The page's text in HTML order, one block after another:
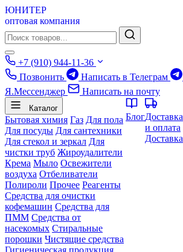
ЮНИТЕР
оптовая компания
+7 (910) 944-11-36
Позвонить
Написать в Телеграм
Я.Мессенджер
Написать на почту
Каталог
Бытовая химия Газ Для пола
Для посуды Для сантехники
Для стекол и зеркал Для
чистки труб Жироудалители
Крема Мыло Освежители
воздуха Отбеливатели
Полироли Прочее Реагенты
Средства для очистки
кофемашин Средства для
ПММ Средства от
насекомых Стиральные
порошки Чистящие средства
Гигиеническая продукция
БлогДоставка
и оплата
Доставка